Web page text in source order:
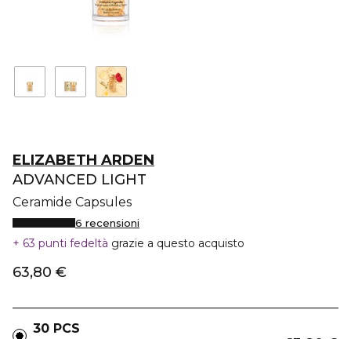
ELIZABETH ARDEN
ADVANCED LIGHT
Ceramide Capsules
6 recensioni
63 punti fedeltà grazie a questo acquisto
63,80 €
30 PCS